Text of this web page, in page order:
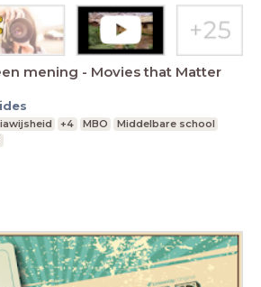
mening - Movies that Matter
+4 MBO
Middelbare school